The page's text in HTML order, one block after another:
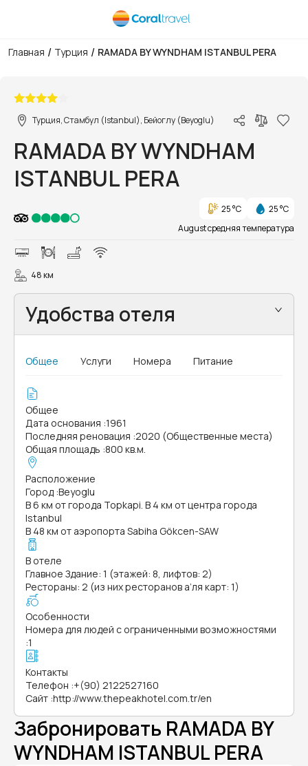
Главная / Турция / RAMADA BY WYNDHAM ISTANBUL PERA
Турция, Стамбул (Istanbul), Бейоглу (Beyoglu)
RAMADA BY WYNDHAM
ISTANBUL PERA
25 °C
25 °C
August средняя температура
48 км
Удобства отеля
Общее Услуги Номера Питание
Общее
Дата основания :1961
Последняя реновация :2020 (Общественные места)
Общая площадь :800 кв.м.
Расположение
Город :Beyoglu
В 6 км от города Topkapi. В 4 км от центра города
Istanbul
В 48 км от аэропорта Sabiha Gökcen-SAW
В отеле
Главное Здание: 1 (этажей: 8, лифтов: 2)
Рестораны: 2 (из них ресторанов а’ля карт: 1)
Особенности
Номера для людей с ограниченными возможностями
:1
Контакты
Телефон :+(90) 2122527160
Сайт :http://www.thepeakhotel.com.tr/en
Забронировать RAMADA BY
WYNDHAM ISTANBUL PERA